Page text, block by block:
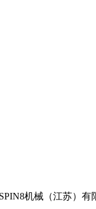
机械（江苏）有